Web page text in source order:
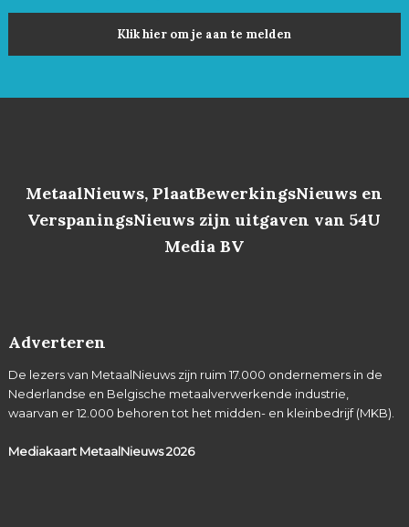
Klik hier om je aan te melden
MetaalNieuws, PlaatBewerkingsNieuws en
VerspaningsNieuws zijn uitgaven van 54U
Media BV
Adverteren
De lezers van MetaalNieuws zijn ruim 17.000 ondernemers in de
Nederlandse en Belgische metaalverwerkende industrie,
waarvan er 12.000 behoren tot het midden- en kleinbedrijf (MKB).
Mediakaart MetaalNieuws2026